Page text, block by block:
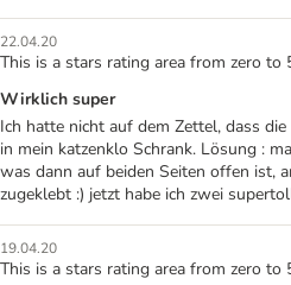
22.04.20
This is a stars rating area from zero to
Wirklich super
Ich hatte nicht auf dem Zettel, dass
in mein katzenklo Schrank. Lösung :
was dann auf beiden Seiten offen ist,
zugeklebt :) jetzt habe ich zwei
19.04.20
This is a stars rating area from zero to